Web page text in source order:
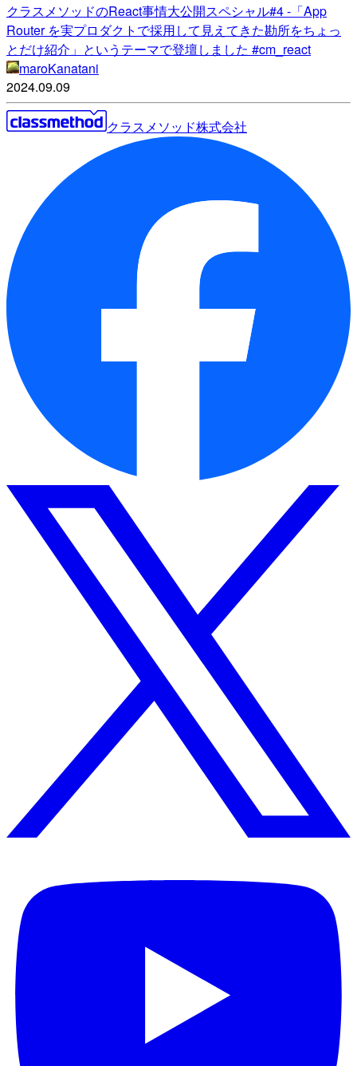
クラスメソッドのReact事情大公開スペシャル#4 -「App
Router を実プロダクトで採用して見えてきた勘所をちょっ
とだけ紹介」というテーマで登壇しました #cm_react
maroKanatani
2024.09.09
クラスメソッド株式会社